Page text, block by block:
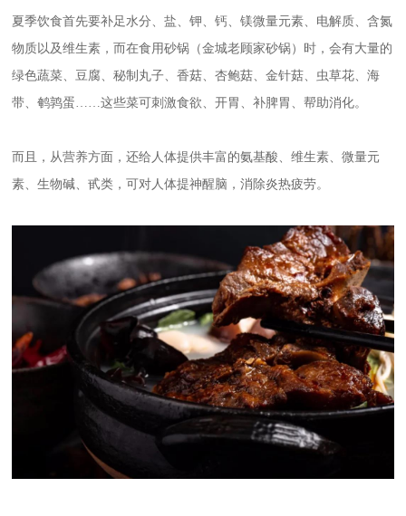
夏季饮食首先要补足水分、盐、钾、钙、镁微量元素、电解质、含氮
物质以及维生素，而在食用砂锅（金城老顾家砂锅）时，会有大量的
绿色蔬菜、豆腐、秘制丸子、香菇、杏鲍菇、金针菇、虫草花、海
带、鹌鹑蛋……这些菜可刺激食欲、开胃、补脾胃、帮助消化。
而且，从营养方面，还给人体提供丰富的氨基酸、维生素、微量元
素、生物碱、甙类，可对人体提神醒脑，消除炎热疲劳。